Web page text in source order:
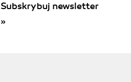
Subskrybuj newsletter
»